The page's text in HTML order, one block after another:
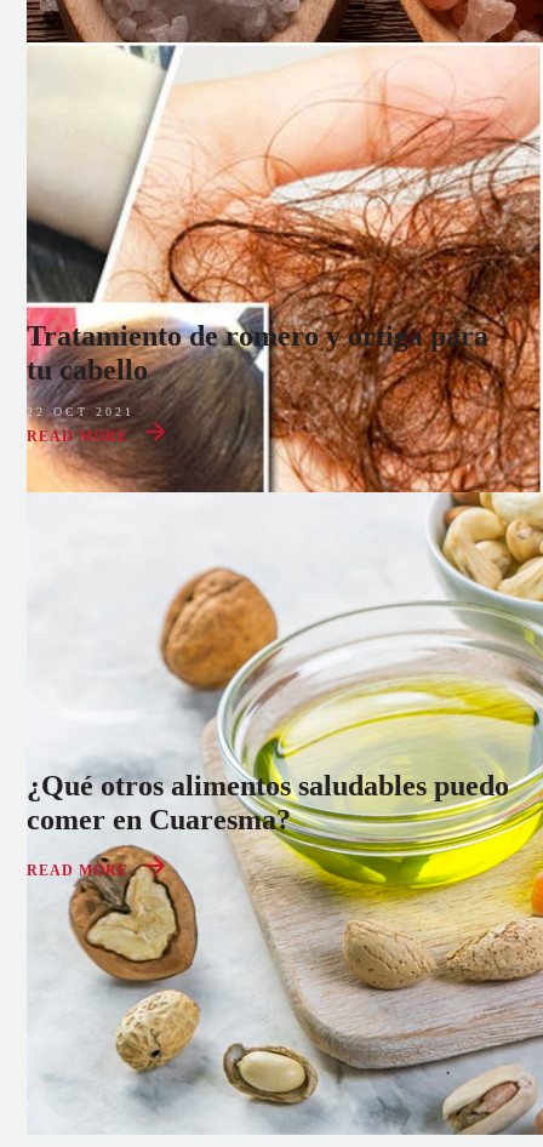
Tratamiento de romero y ortiga para
tu cabello
22 OCT 2021
READ MORE
¿Qué otros alimentos saludables puedo
comer en Cuaresma?
READ MORE